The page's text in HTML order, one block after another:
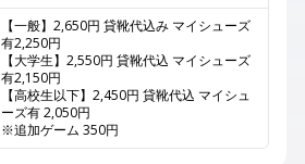
【一般】2,650円 貸靴代込み マイシューズ
有2,250円
【大学生】2,550円 貸靴代込 マイシューズ
有2,150円
【高校生以下】2,450円 貸靴代込 マイシュ
ーズ有 2,050円
※追加ゲーム 350円